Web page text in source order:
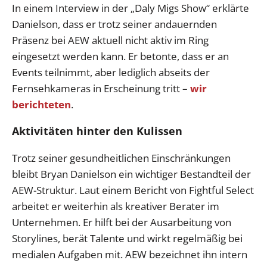
In einem Interview in der „Daly Migs Show“ erklärte
Danielson, dass er trotz seiner andauernden
Präsenz bei AEW aktuell nicht aktiv im Ring
eingesetzt werden kann. Er betonte, dass er an
Events teilnimmt, aber lediglich abseits der
Fernsehkameras in Erscheinung tritt – wir
berichteten.
Aktivitäten hinter den Kulissen
Trotz seiner gesundheitlichen Einschränkungen
bleibt Bryan Danielson ein wichtiger Bestandteil der
AEW-Struktur. Laut einem Bericht von Fightful Select
arbeitet er weiterhin als kreativer Berater im
Unternehmen. Er hilft bei der Ausarbeitung von
Storylines, berät Talente und wirkt regelmäßig bei
medialen Aufgaben mit. AEW bezeichnet ihn intern